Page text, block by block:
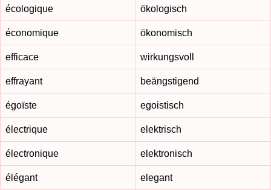
écologique ökologisch
économique ökonomisch
efficace wirkungsvoll
effrayant beängstigend
égoïste egoistisch
électrique elektrisch
électronique elektronisch
élégant elegant